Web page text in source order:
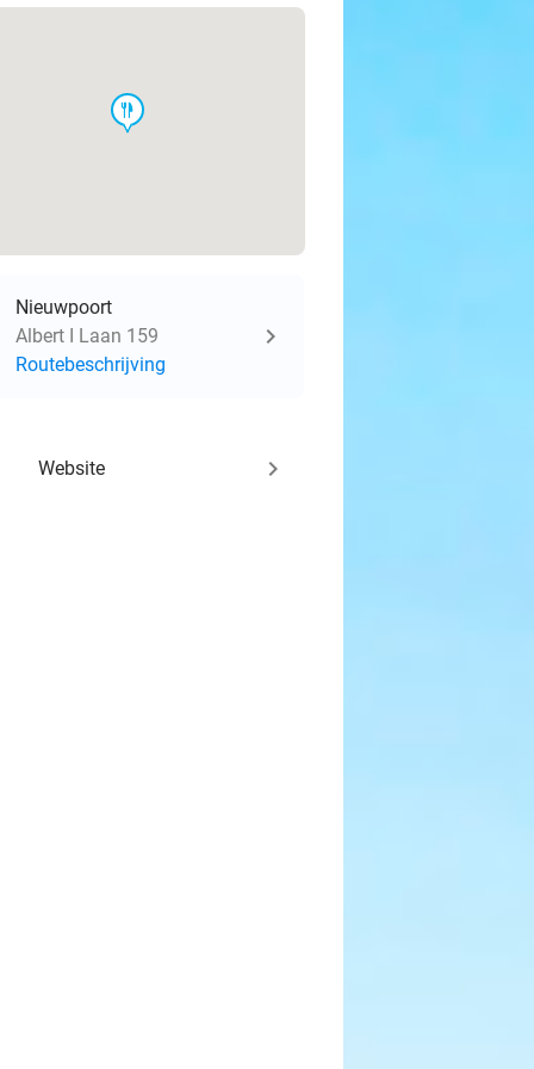
food
Nieuwpoort
Albert I Laan 159
Routebeschrijving
Website keyboard_arrow_right